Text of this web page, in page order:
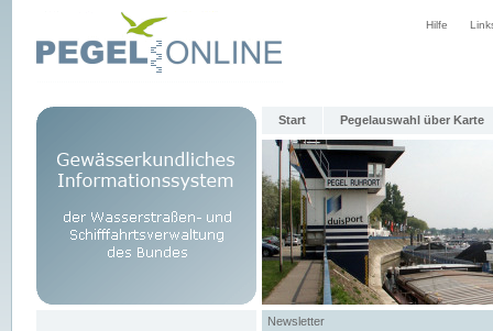
Hilfe
Start Pegelauswahl über Karte
Newsletter